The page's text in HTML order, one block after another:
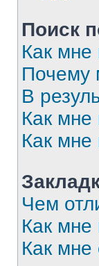
Поиск
Как
Почему
В
Как мне
Как
Чем
Как мне
Как мне